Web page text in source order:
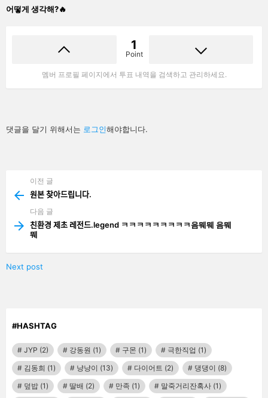
어떻게 생각해?🔥
1
Point
멤버 프로필 페이지에서 투표 내역을 검색하고 관리하세요.
답
글
댓글을 달기 위해서는 로그인해야합니다.
more
이전 글
원본 찾아드립니다.
다음 글
친환경 제초 레전드.legend ㅋㅋㅋㅋㅋㅋㅋㅋㅋ음뭬뭬 음뭬
뭬
Next post
#HASHTAG
JYP (2) 강동원 (1) 구몬 (1) 극한직업 (1)
김동희 (1) 냥냥이 (13) 다이어트 (2) 댕댕이 (8)
덮밥 (1) 딸배 (2) 만족 (1) 말죽거리잔혹사 (1)